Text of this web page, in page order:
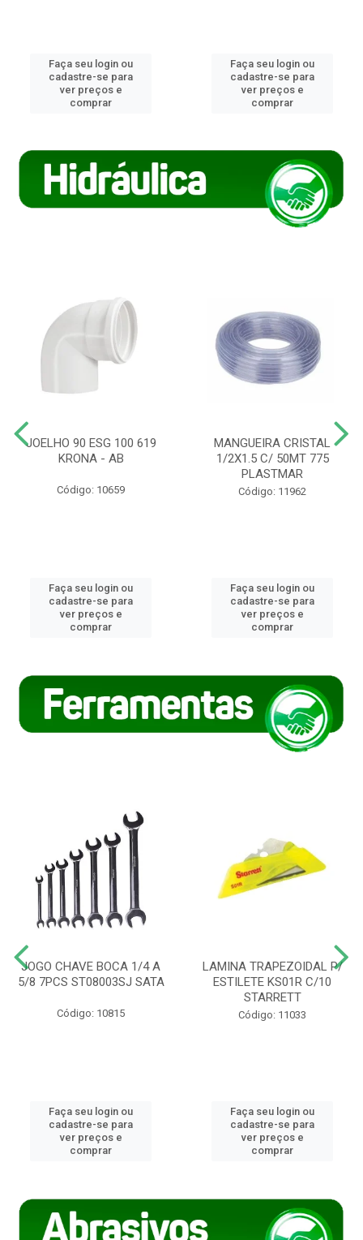
Faça seu login ou
cadastre-se para
ver preços e
comprar
Faça seu login ou
cadastre-se para
ver preços e
comprar
JOELHO 90 ESG 100 619
KRONA - AB
Código: 10659
Faça seu login ou
cadastre-se para
ver preços e
comprar
MANGUEIRA CRISTAL
1/2X1.5 C/ 50MT 775
PLASTMAR
Código: 11962
Faça seu login ou
cadastre-se para
ver preços e
comprar
JOGO CHAVE BOCA 1/4 A
5/8 7PCS ST08003SJ SATA
Código: 10815
Faça seu login ou
cadastre-se para
ver preços e
comprar
LAMINA TRAPEZOIDAL P/
ESTILETE KS01R C/10
STARRETT
Código: 11033
Faça seu login ou
cadastre-se para
ver preços e
comprar